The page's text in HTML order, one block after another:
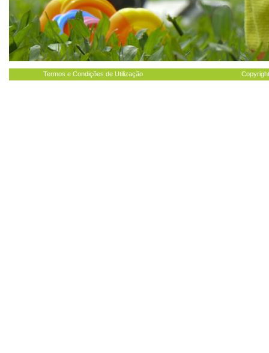
Termos e Condições de Utilização